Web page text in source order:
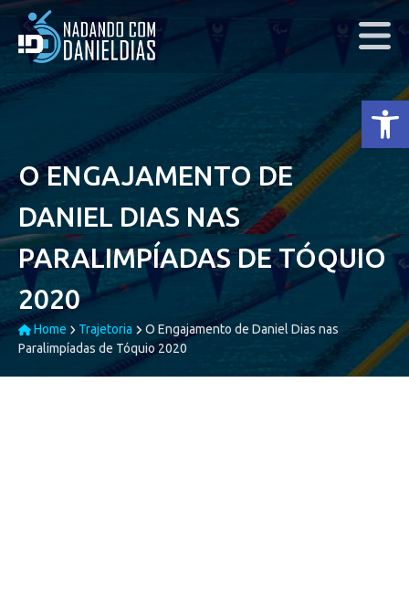
O ENGAJAMENTO DE
DANIEL DIAS NAS
PARALIMPÍADAS DE TÓQUIO
2020
Home Trajetoria
O Engajamento de Daniel Dias nas
Paralimpíadas de Tóquio 2020